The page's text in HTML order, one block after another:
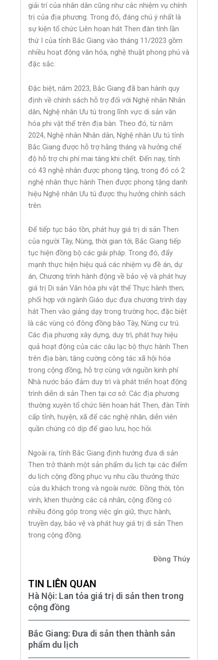
giải trí của nhân dân cũng như các nhiệm vụ chính
trị của địa phương. Trong đó, đáng chú ý nhất là
sự kiện tổ chức Liên hoan hát Then đàn tính lần
thứ I của tỉnh Bắc Giang vào tháng 11/2023 gồm
nhiều hoạt động văn hóa, nghệ thuật phong phú và
đặc sắc.
Đặc biệt, năm 2023, Bắc Giang đã ban hành quy
định về chính sách hỗ trợ đối với Nghệ nhân Nhân
dân, Nghệ nhân Ưu tú trong lĩnh vực di sản văn
hóa phi vật thể trên địa bàn. Theo đó, từ năm
2024, Nghệ nhân Nhân dân, Nghệ nhân Ưu tú tỉnh
Bắc Giang được hỗ trợ hằng tháng và hưởng chế
độ hỗ trợ chi phí mai táng khi chết. Đến nay, tỉnh
có 43 nghệ nhân được phong tặng, trong đó có 2
nghệ nhân thực hành Then được phong tặng danh
hiệu Nghệ nhân Ưu tú được thụ hưởng chính sách
trên.
Để tiếp tục bảo tồn, phát huy giá trị di sản Then
của người Tày, Nùng, thời gian tới, Bắc Giang tiếp
tục hiện đồng bộ các giải pháp. Trong đó, đẩy
mạnh thực hiện hiệu quả các nhiệm vụ đề án, dự
án, Chương trình hành động về bảo vệ và phát huy
giá trị Di sản Văn hóa phi vật thể Thực hành then;
phối hợp với ngành Giáo dục đưa chương trình dạy
hát Then vào giảng dạy trong trường học, đặc biệt
là các vùng có đông đồng bào Tày, Nùng cư trú.
Các địa phương xây dựng, duy trì, phát huy hiệu
quả hoạt động của các câu lạc bộ thực hành Then
trên địa bàn; tăng cường công tác xã hội hóa
trong cộng đồng, hỗ trợ cùng với nguồn kinh phí
Nhà nước bảo đảm duy trì và phát triển hoạt động
trình diễn di sản Then tại cơ sở. Các địa phương
thường xuyên tổ chức liên hoan hát Then, đàn Tính
cấp tỉnh, huyện, xã để các nghệ nhân, diễn viên
quần chúng có dịp để giao lưu, học hỏi.
Ngoài ra, tỉnh Bắc Giang định hướng đưa di sản
Then trở thành một sản phẩm du lịch tại các điểm
du lịch cộng đồng phục vụ nhu cầu thưởng thức
của du khách trong và ngoài nước. Đồng thời, tôn
vinh, khen thưởng các cá nhân, cộng đồng có
nhiều đóng góp trong việc gìn giữ, thực hành,
truyền dạy, bảo vệ và phát huy giá trị di sản Then
trong cộng đồng.
Đồng Thúy
TIN LIÊN QUAN
Hà Nội: Lan tỏa giá trị di sản then trong
cộng đồng
Bắc Giang: Đưa di sản then thành sản
phẩm du lịch